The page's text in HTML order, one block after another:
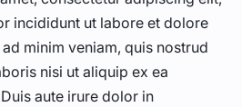
incididunt ut labore et dolore
minim veniam, quis nostrud
nisi ut aliquip ex ea
aute irure dolor in